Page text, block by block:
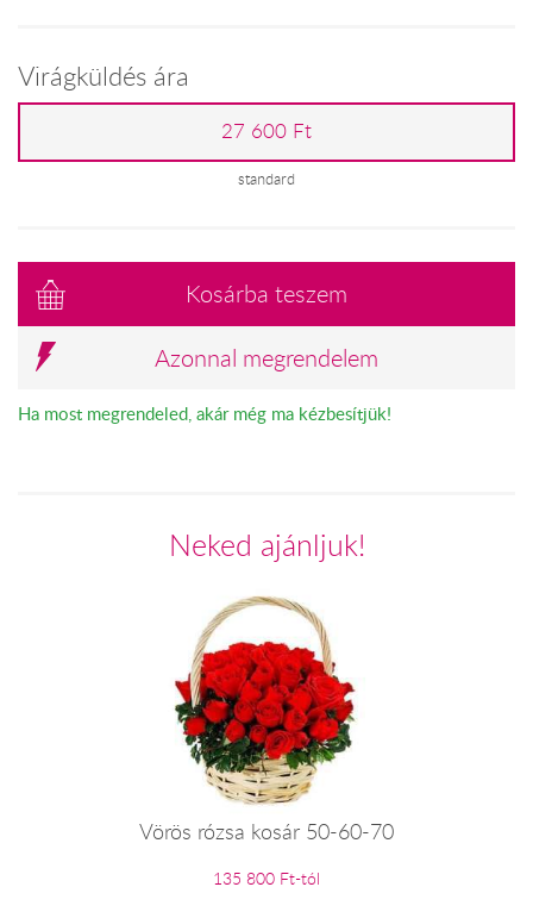
Virágküldés ára
27 600 Ft
standard
Kosárba teszem
Azonnal megrendelem
Ha most megrendeled, akár még ma kézbesítjük!
Neked ajánljuk!
Vörös rózsa kosár 50-60-70
135 800 Ft-tól